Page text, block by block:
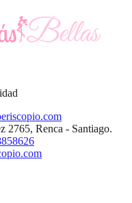
2765, Renca - Santiago.